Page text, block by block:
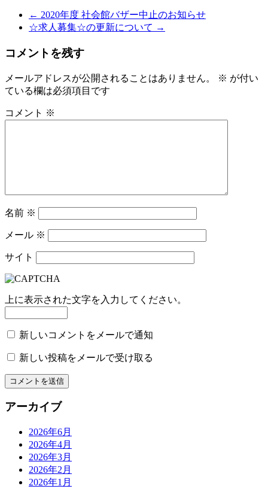
← 2020年度 社会館バザー中止のお知らせ
☆求人募集☆の更新について →
コメントを残す
メールアドレスが公開されることはありません。 ※ が付い
ている欄は必須項目です
コメント ※
名前 ※
メール ※
サイト
上に表示された文字を入力してください。
新しいコメントをメールで通知
新しい投稿をメールで受け取る
アーカイブ
2026年6月
2026年4月
2026年3月
2026年2月
2026年1月